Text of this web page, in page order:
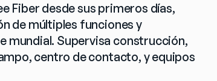
Fiber desde sus primeros días,
de múltiples funciones y
mundial. Supervisa construcción,
centro de contacto, y equipos